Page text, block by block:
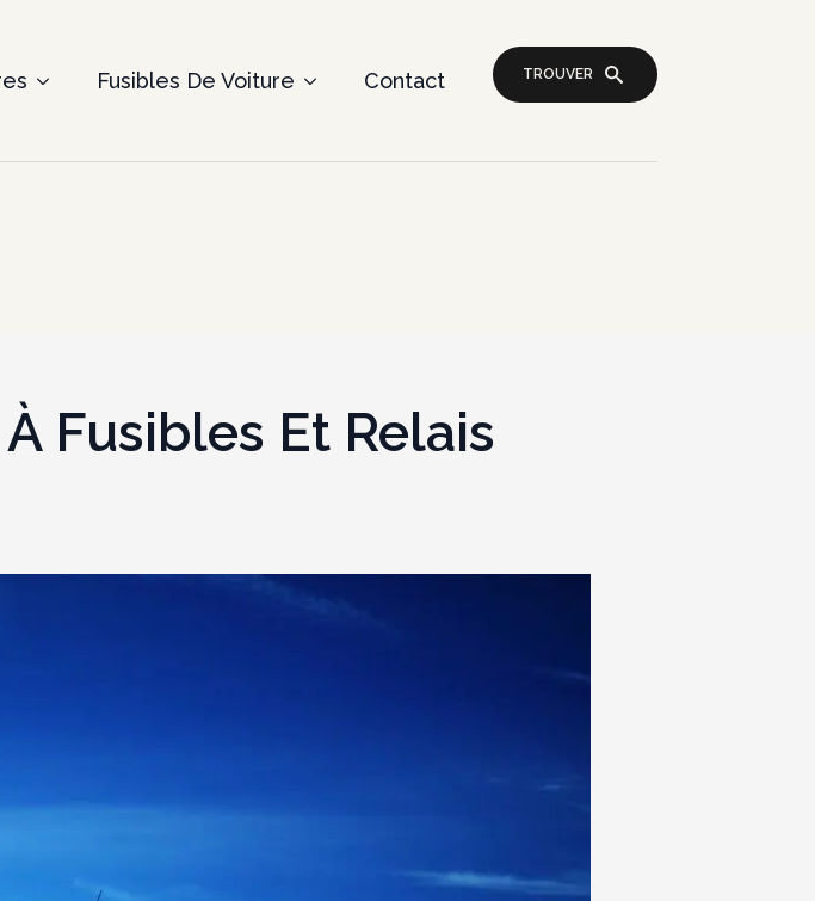
Fusibles De Voiture Contact TROUVER
Fusibles Et Relais